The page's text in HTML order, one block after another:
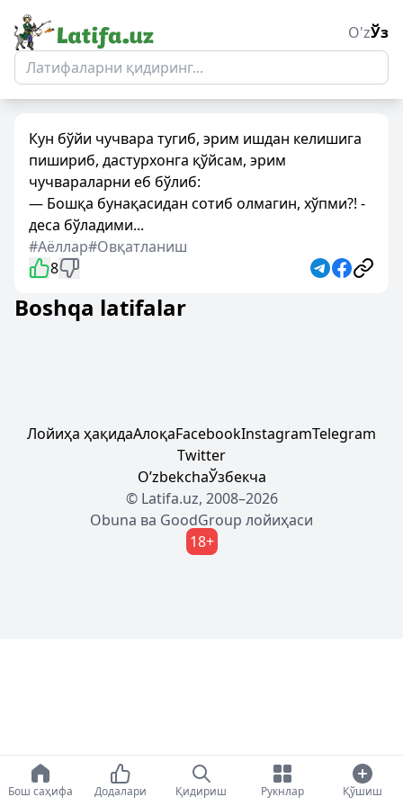
O'zЎз
Кун бўйи чучвара тугиб, эрим ишдан келишига
пишириб, дастурхонга қўйсам, эрим
чучвараларни еб бўлиб:
— Бошқа бунақасидан сотиб олмагин, хўпми?! -
деса бўладими...
#Аёллар#Овқатланиш
8
Boshqa latifalar
Лойиҳа ҳақидаАлоқаFacebookInstagramTelegram
Twitter
OʼzbekchaЎзбекча
© Latifa.uz, 2008–2026
Obuna ва GoodGroup лойиҳаси
18+
Бош саҳифа Додалари Қидириш Рукнлар Қўшиш